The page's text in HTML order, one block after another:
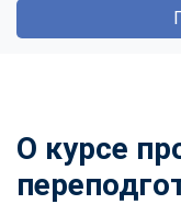
О курсе